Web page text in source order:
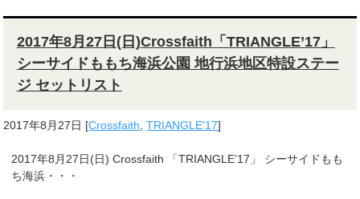
2017年8月27日(日)Crossfaith「TRIANGLE’17」
シーサイドももち海浜公園 地行浜地区特設ステー
ジ セットリスト
2017年8月27日 [Crossfaith ,TRIANGLE'17]
2017年8月27日(日) Crossfaith 「TRIANGLE’17」 シーサイドもも
ち海浜・・・